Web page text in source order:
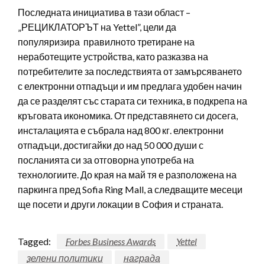
Последната инициатива в тази област –
„РЕЦИКЛАТОРЪТ на Yettel”, цели да
популяризира правилното третиране на
неработещите устройства, като разказва на
потребителите за последствията от замърсяването
с електронни отпадъци и им предлага удобен начин
да се разделят със старата си техника, в подкрепа на
кръговата икономика. От представянето си досега,
инсталацията е събрала над 800 кг. електронни
отпадъци, достигайки до над 50 000 души с
посланията си за отговорна употреба на
технологиите. До края на май тя е разположена на
паркинга пред Sofia Ring Mall, а следващите месеци
ще посети и други локации в София и страната.
Tagged: Forbes Business Awards
Yettel
зелени политики
награда